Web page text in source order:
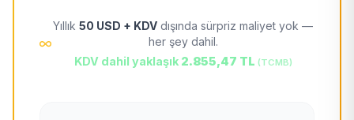
Yıllık 50 USD + KDV dışında sürpriz maliyet yok —
her şey dahil.
KDV dahil yaklaşık 2.855,47 TL (TCMB)